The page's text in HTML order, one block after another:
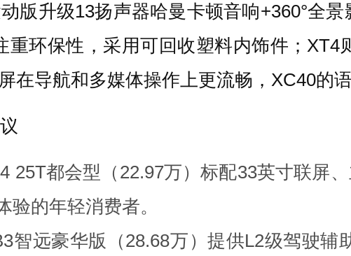
版升级13扬声器哈曼卡顿音响+360°全
重环保性，采用可回收塑料内饰件；
在导航和多媒体操作上更流畅，XC40的
25T都会型（22.97万）标配33英寸联屏
验的年轻消费者。
智远豪华版（28.68万）提供L2级驾驶